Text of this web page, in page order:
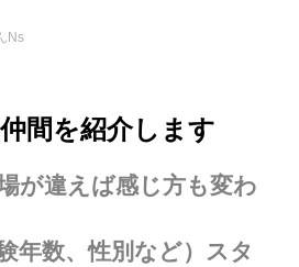
Ns
間を紹介します
が違えば感じ方も変わ
年数、性別など）スタ